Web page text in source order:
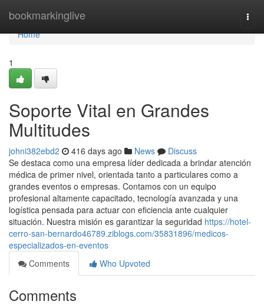
bookmarkinglive
Home
Home
1
Soporte Vital en Grandes
Multitudes
johni382ebd2 416 days ago News
Discuss
Se destaca como una empresa líder dedicada a brindar atención
médica de primer nivel, orientada tanto a particulares como a
grandes eventos o empresas. Contamos con un equipo
profesional altamente capacitado, tecnología avanzada y una
logística pensada para actuar con eficiencia ante cualquier
situación. Nuestra misión es garantizar la seguridad https://hotel-
cerro-san-bernardo46789.ziblogs.com/35831896/medicos-
especializados-en-eventos
Comments
Who Upvoted
Comments